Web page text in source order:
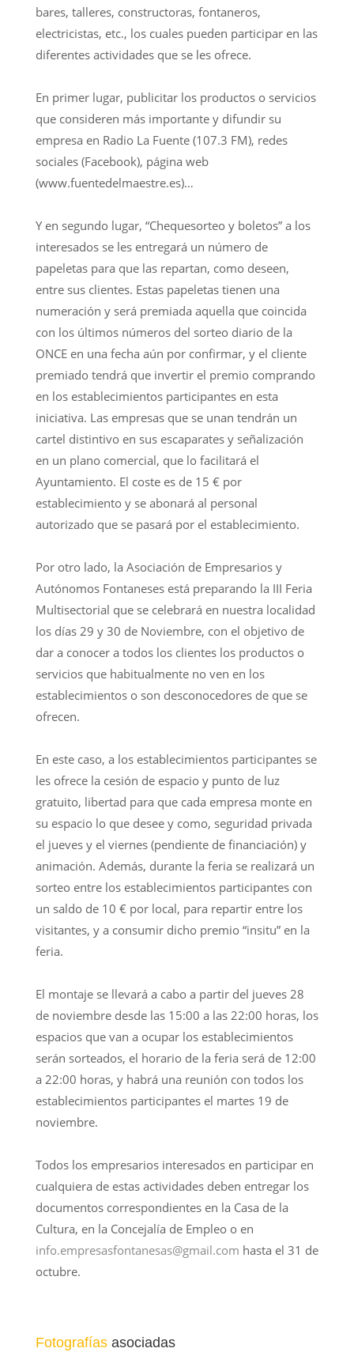
bares, talleres, constructoras, fontaneros,
electricistas, etc., los cuales pueden participar en las
diferentes actividades que se les ofrece.
En primer lugar, publicitar los productos o servicios
que consideren más importante y difundir su
empresa en Radio La Fuente (107.3 FM), redes
sociales (Facebook), página web
(www.fuentedelmaestre.es)…
Y en segundo lugar, “Chequesorteo y boletos” a los
interesados se les entregará un número de
papeletas para que las repartan, como deseen,
entre sus clientes. Estas papeletas tienen una
numeración y será premiada aquella que coincida
con los últimos números del sorteo diario de la
ONCE en una fecha aún por confirmar, y el cliente
premiado tendrá que invertir el premio comprando
en los establecimientos participantes en esta
iniciativa. Las empresas que se unan tendrán un
cartel distintivo en sus escaparates y señalización
en un plano comercial, que lo facilitará el
Ayuntamiento. El coste es de 15 € por
establecimiento y se abonará al personal
autorizado que se pasará por el establecimiento.
Por otro lado, la Asociación de Empresarios y
Autónomos Fontaneses está preparando la III Feria
Multisectorial que se celebrará en nuestra localidad
los días 29 y 30 de Noviembre, con el objetivo de
dar a conocer a todos los clientes los productos o
servicios que habitualmente no ven en los
establecimientos o son desconocedores de que se
ofrecen.
En este caso, a los establecimientos participantes se
les ofrece la cesión de espacio y punto de luz
gratuito, libertad para que cada empresa monte en
su espacio lo que desee y como, seguridad privada
el jueves y el viernes (pendiente de financiación) y
animación. Además, durante la feria se realizará un
sorteo entre los establecimientos participantes con
un saldo de 10 € por local, para repartir entre los
visitantes, y a consumir dicho premio “insitu” en la
feria.
El montaje se llevará a cabo a partir del jueves 28
de noviembre desde las 15:00 a las 22:00 horas, los
espacios que van a ocupar los establecimientos
serán sorteados, el horario de la feria será de 12:00
a 22:00 horas, y habrá una reunión con todos los
establecimientos participantes el martes 19 de
noviembre.
Todos los empresarios interesados en participar en
cualquiera de estas actividades deben entregar los
documentos correspondientes en la Casa de la
Cultura, en la Concejalía de Empleo o en
info.empresasfontanesas@gmail.com hasta el 31 de
octubre.
Fotografías asociadas